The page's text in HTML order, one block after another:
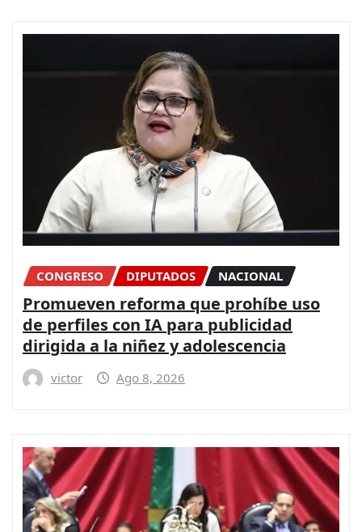
CONGRESO DIPUTADOS NACIONAL
Promueven reforma que prohíbe uso
de perfiles con IA para publicidad
dirigida a la niñez y adolescencia
victor Ago 8, 2026